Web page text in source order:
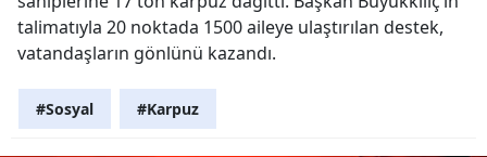
talimatıyla 20 noktada 1500 aileye ulaştırılan destek,
vatandaşların gönlünü kazandı.
#Sosyal #Karpuz